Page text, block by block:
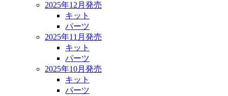
2025年12月発売
キット
パーツ
2025年11月発売
キット
パーツ
2025年10月発売
キット
パーツ